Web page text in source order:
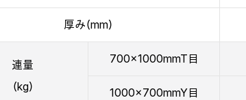
厚み（mm）
連量
（kg）
700x1000mmT目
1000x700mmY目